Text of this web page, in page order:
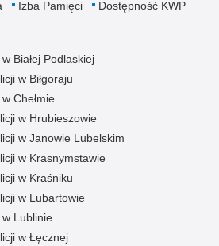
Izba Pamięci Dostępność KWP
Białej Podlaskiej
w Biłgoraju
Chełmie
w Hrubieszowie
w Janowie Lubelskim
w Krasnymstawie
w Kraśniku
w Lubartowie
Lublinie
w Łęcznej